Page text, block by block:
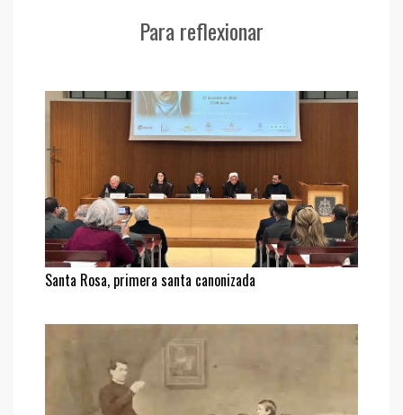
Para reflexionar
Santa Rosa, primera santa canonizada